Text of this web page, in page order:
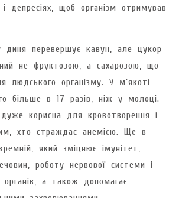
депресіях, щоб організм отримував
диня перевершує кавун, але цукор
не фруктозою, а сахарозою, що
людського організму. У м’якоті
більше в 17 разів, ніж у молоці.
корисна для кровотворення і
хто страждає анемією. Ще в
який зміцнює імунітет,
роботу нервової системи і
органів, а також допомагає